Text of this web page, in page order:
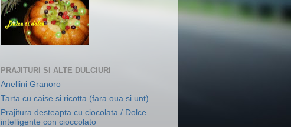
PRAJITURI SI ALTE DULCIURI
Anellini Granoro
Tarta cu caise si ricotta (fara oua si unt)
Prajitura desteapta cu ciocolata / Dolce
intelligente con cioccolato